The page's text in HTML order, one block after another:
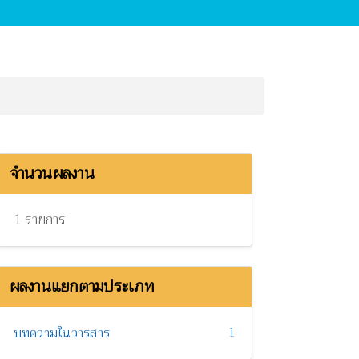
จำนวนผลงาน
1 รายการ
ผลงานแยกตามประเภท
บทความในวารสาร 1